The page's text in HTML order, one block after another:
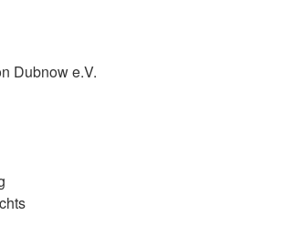
Dubnow e.V.